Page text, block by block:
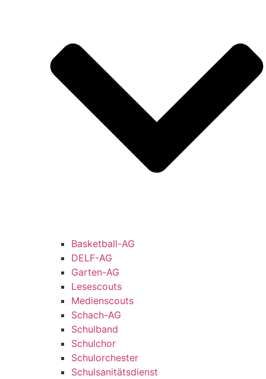
Basketball-AG
DELF-AG
Garten-AG
Lesescouts
Medienscouts
Schach-AG
Schulband
Schulchor
Schulorchester
Schulsanitätsdienst